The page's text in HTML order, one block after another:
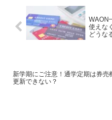
WAON
使えな
どうな
新学期にご注意！通学定期は券売
更新できない？